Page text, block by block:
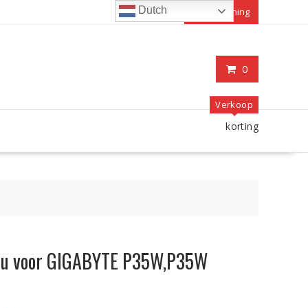
Mijn rekening
0
Verkoop
korting
GIGABYTE P35W,P35W
Dutch